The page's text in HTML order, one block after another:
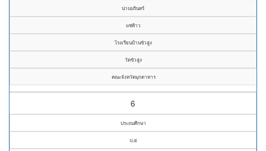
น่านนรินทร์
แซ่ท้าว
โรงเรียนบ้านขัวสูง
วัดขัวสูง
คณะจังหวัดมุกดาหาร
6
ประถมศึกษา
ป.๕